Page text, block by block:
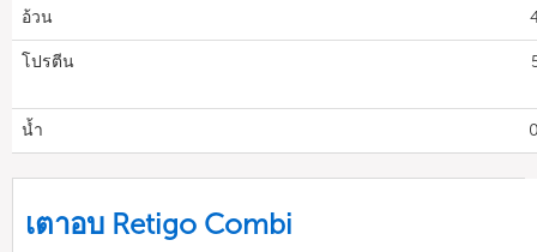
อ้วน
โปรตีน
น้ำ
เตาอบ Retigo Combi